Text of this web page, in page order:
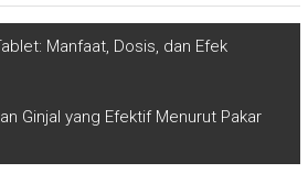
Manfaat, Dosis, dan Efek
Ginjal yang Efektif Menurut Pakar